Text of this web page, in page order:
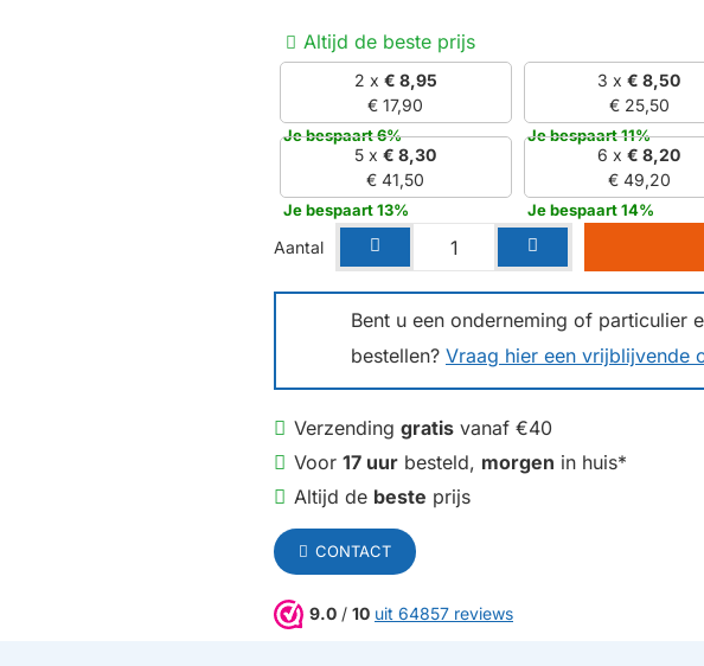
Altijd de beste prijs
2 x € 8,95
€ 17,90
Je bespaart 6%
3 x€ 8,50
€ 25,50
Je bespaart 11%
5 x€ 8,30
€ 41,50
Je bespaart 13%
6 x€ 8,20
€ 49,20
Je bespaart 14%
Bent u een onderneming of particulier
bestellen? Vraag hier een vrijblijvende
Aantal
Verzending gratis vanaf €40
Voor 17 uur besteld, morgen in huis*
Altijd de beste prijs
CONTACT
9.0 / 10 uit 64857 reviews